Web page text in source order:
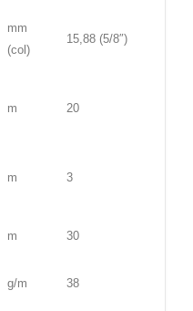
mm
(col)
15,88 (5/8″)
m 20
m 3
m 30
g/m 38